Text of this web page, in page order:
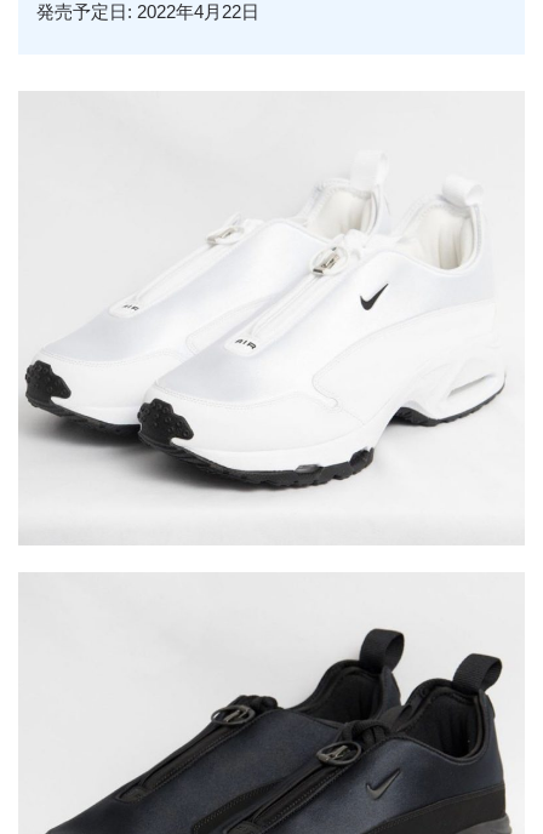
発売予定日: 2022年4月22日